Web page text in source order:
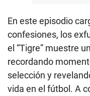
En este episodio
confesiones, los
el “Tigre” muestre
recordando
selección y
vida en el fútbol. A